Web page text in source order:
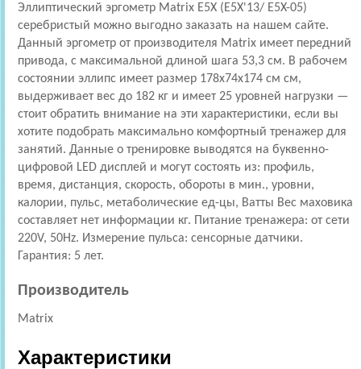
Эллиптический эргометр Matrix E5X (E5X'13/ E5X-05)
серебристый можно выгодно заказать на нашем сайте.
Данный эргометр от производителя Matrix имеет передний
привода, с максимальной длиной шага 53,3 см. В рабочем
состоянии эллипс имеет размер 178x74x174 см см,
выдерживает вес до 182 кг и имеет 25 уровней нагрузки —
стоит обратить внимание на эти характеристики, если вы
хотите подобрать максимально комфортный тренажер для
занятий. Данные о тренировке выводятся на буквенно-
цифровой LED дисплей и могут состоять из: профиль,
время, дистанция, скорость, обороты в мин., уровни,
калории, пульс, метаболические ед-цы, Ватты Вес маховика
составляет нет информации кг. Питание тренажера: от сети
220V, 50Hz. Измерение пульса: сенсорные датчики.
Гарантия: 5 лет.
Производитель
Matrix
Характеристики